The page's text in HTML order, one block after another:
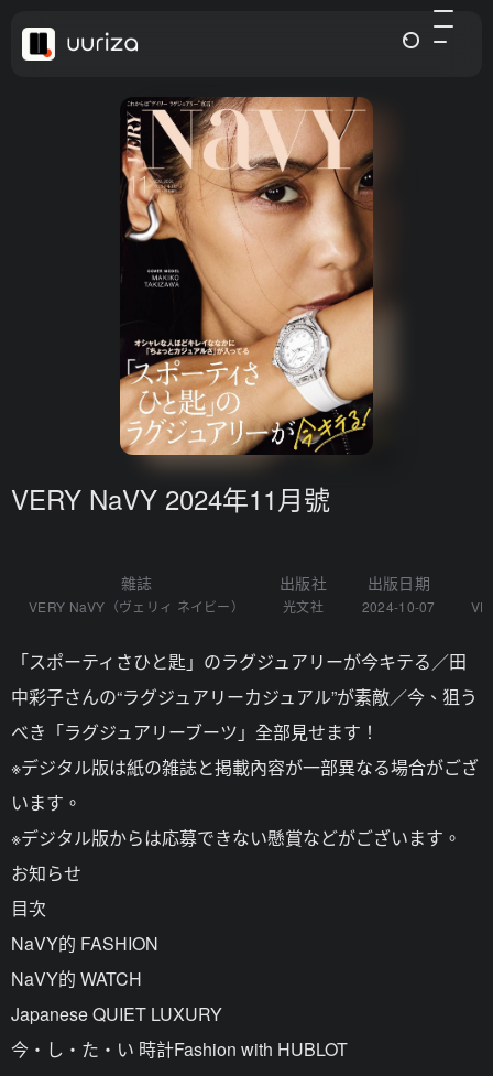
VERY NaVY 2024年11月號
雜誌
VERY NaVY（ヴェリィ ネイビー）
出版社
光文社
出版日期
2024-10-07
「スポーティさひと匙」のラグジュアリーが今キテる／田
中彩子さんの“ラグジュアリーカジュアル”が素敵／今、狙う
べき「ラグジュアリーブーツ」全部見せます！
※デジタル版は紙の雑誌と掲載內容が一部異なる場合がござ
います。
※デジタル版からは応募できない懸賞などがございます。
お知らせ
目次
NaVY的 FASHION
NaVY的 WATCH
Japanese QUIET LUXURY
今・し・た・い 時計Fashion with HUBLOT